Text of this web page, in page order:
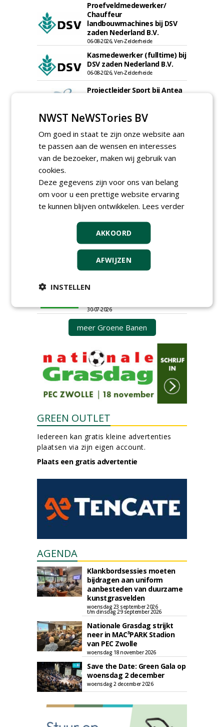
Proefveldmedewerker/
Chauffeur
landbouwmachines bij DSV
zaden Nederland B.V.
06-08-2026, Ven-Zelderheide
Kasmedewerker (fulltime) bij
DSV zaden Nederland B.V.
06-08-2026, Ven-Zelderheide
Projectleider Sport bij Antea
Oosterhout
sport bij Antea Realisatie
15-07-2026, Capelle a/d IJssel, Maastricht
Allround
(fulltime) bij DSV zaden
Nederland B.V.
06-08-2026, Ven Zelderheide
Groeiplaats specialist bij
Boomtotaalzorg32-40 uur
30-07-2026, Schalkwijk
Boominspecteur bij
Boomtotaalzorg24-40 uur
30-07-2026, Schalkwijk
Hoofdgreenkeeper (m/v)
Golfbaan KralingenOosthoek
30-07-2026
meer Groene Banen
GREEN OUTLET
Iedereen kan gratis kleine advertenties
plaatsen via zijn eigen account.
Plaats een gratis advertentie
AGENDA
Klankbordsessies moeten
bijdragen aan uniform
aanbesteden van duurzame
kunstgrasvelden
woensdag 23 september 2026
t/m dinsdag 29 september 2026
Nationale Grasdag strijkt
neer in MAC³PARK Stadion
van PEC Zwolle
woensdag 18 november 2026
Save the Date: Green Gala op
woensdag 2 december
woensdag 2 december 2026
NWST NeWSTories BV
Om goed in staat te zijn onze website aan
te passen aan de wensen en interesses
van de bezoeker, maken wij gebruik van
cookies.
Deze gegevens zijn voor ons van belang
om voor u een prettige website ervaring
te kunnen blijven ontwikkelen. Lees verder
AKKOORD
AFWIJZEN
INSTELLEN